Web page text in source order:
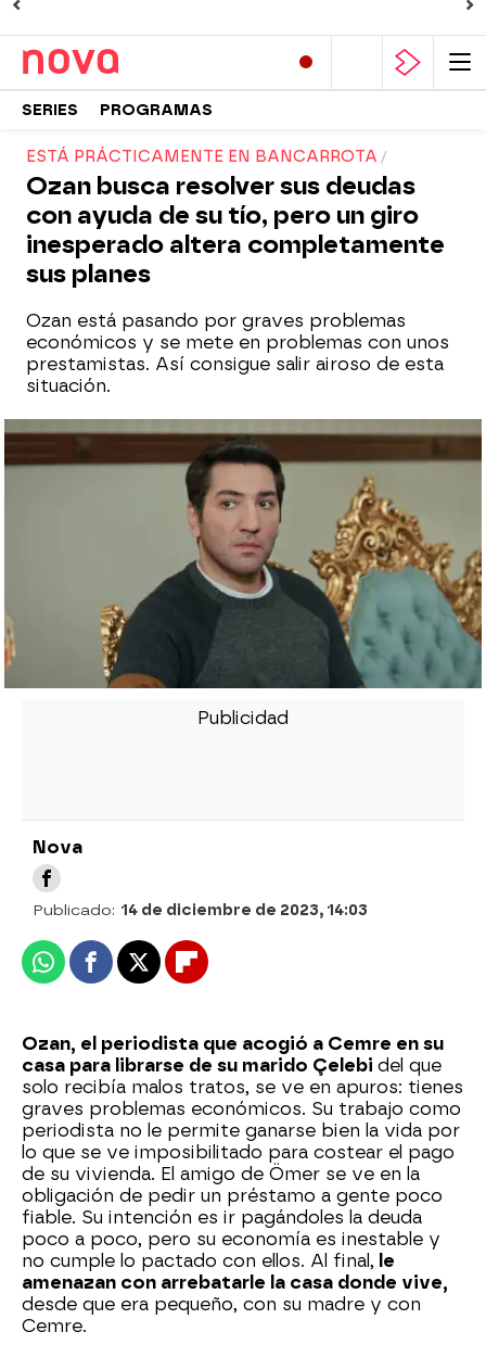
SERIES PROGRAMAS
ESTÁ PRÁCTICAMENTE EN BANCARROTA
Ozan busca resolver sus deudas
con ayuda de su tío, pero un giro
inesperado altera completamente
sus planes
Ozan está pasando por graves problemas
económicos y se mete en problemas con unos
prestamistas. Así consigue salir airoso de esta
situación.
Nova
Publicado: 14 de diciembre de 2023, 14:03
WhatsappFacebook
X Flipboard
Ozan, el periodista que acogió a Cemre en su
casa para librarse de su marido Çelebi del que
solo recibía malos tratos, se ve en apuros: tienes
graves problemas económicos. Su trabajo como
periodista no le permite ganarse bien la vida por
lo que se ve imposibilitado para costear el pago
de su vivienda. El amigo de Ömer se ve en la
obligación de pedir un préstamo a gente poco
fiable. Su intención es ir pagándoles la deuda
poco a poco, pero su economía es inestable y
no cumple lo pactado con ellos. Al final, le
amenazan con arrebatarle la casa donde vive,
desde que era pequeño, con su madre y con
Cemre.